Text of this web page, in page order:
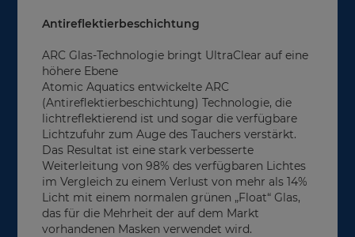
Antireflektierbeschichtung
ARC Glas-Technologie bringt UltraClear auf eine
höhere Ebene
Atomic Aquatics entwickelte ARC
(Antireflektierbeschichtung) Technologie, die
lichtreflektierend ist und sogar die verfügbare
Lichtzufuhr zum Auge des Tauchers verstärkt.
Das Resultat ist eine stark verbesserte
Weiterleitung von 98% des verfügbaren Lichtes
im Vergleich zu einem Verlust von mehr als 14%
Licht mit einem normalen grünen „Float“ Glas,
das für die Mehrheit der auf dem Markt
vorhandenen Masken verwendet wird.